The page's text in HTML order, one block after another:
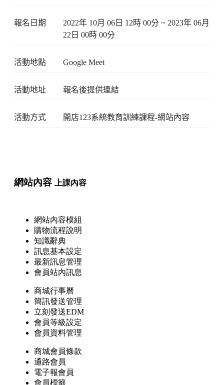
報名日期
2022年 10月 06日 12時 00分 ~ 2023年 06月
22日 00時 00分
活動地點 Google Meet
活動地址 報名後提供連結
活動方式 開店123系統教育訓練課程-網站內容